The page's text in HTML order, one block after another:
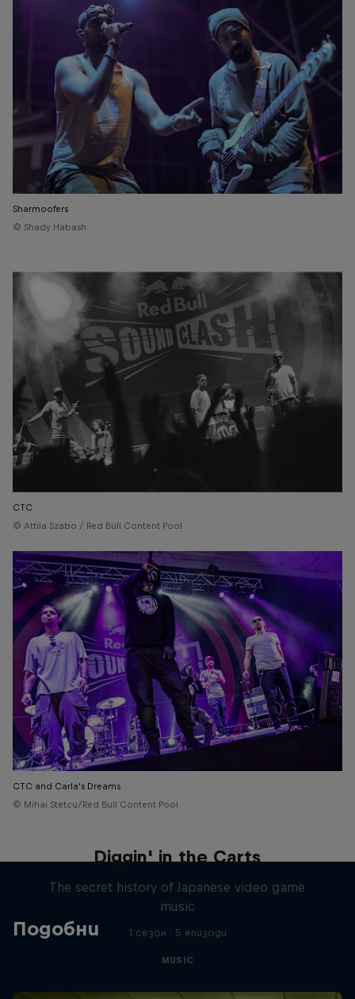
Sharmoofers
© Shady Habash
CTC
© Attila Szabo / Red Bull Content Pool
CTC and Carla's Dreams
© Mihai Stetcu/Red Bull Content Pool
Подобни
Diggin' in the Carts
The secret history of Japanese video game
music
1 сезон · 5 епизоди
MUSIC